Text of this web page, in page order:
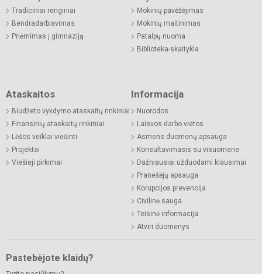
Tradiciniai renginiai
Bendradarbiavimas
Priėmimas į gimnaziją
Mokinių pavėžėjimas
Mokinių maitinimas
Patalpų nuoma
Biblioteka-skaitykla
Ataskaitos
Biudžeto vykdymo ataskaitų rinkiniai
Finansinių ataskaitų rinkiniai
Lėšos veiklai viešinti
Projektai
Viešieji pirkimai
Informacija
Nuorodos
Laisvos darbo vietos
Asmens duomenų apsauga
Konsultavimasis su visuomene
Dažniausiai užduodami klausimai
Pranešėjų apsauga
Korupcijos prevencija
Civilinė sauga
Teisinė informacija
Atviri duomenys
Pastebėjote klaidų?